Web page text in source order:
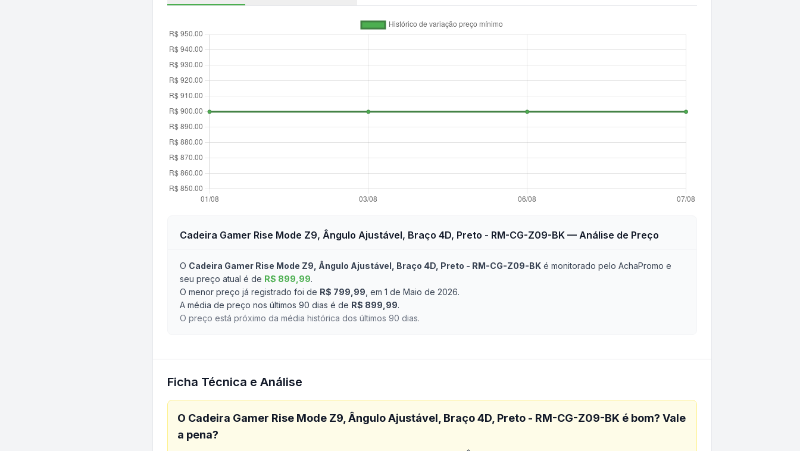
Cadeira Gamer Rise Mode Z9, Ângulo Ajustável, Braço 4D, Preto - RM-CG-Z09-BK — Análise de Preço
O Cadeira Gamer Rise Mode Z9, Ângulo Ajustável, Braço 4D, Preto - RM-CG-Z09-BK é monitorado pelo AchaPromo e
seu preço atual é de R$ 899,99.
O menor preço já registrado foi de R$ 799,99 , em 1 de Maio de 2026.
A média de preço nos últimos 90 dias é de R$ 899,99.
O preço está próximo da média histórica dos últimos 90 dias.
Ficha Técnica e Análise
O Cadeira Gamer Rise Mode Z9, Ângulo Ajustável, Braço 4D, Preto - RM-CG-Z09-BK é bom? Vale
a pena?